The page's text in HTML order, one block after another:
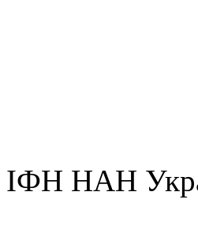
ІФН НАН